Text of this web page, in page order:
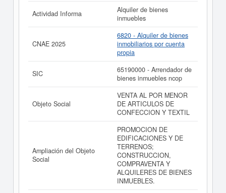
Si está interesado en conocer más datos de la empresa
TRIDERIS SL puede
acceder inmediatamente a este
de TRIDERIS SL y consultar los
resultados de sus años de actividad, así como los
balances y cuentas de resultados disponibles.
La última actualización del informe de empresa se ha
realizado el 09/06/2026.
Actividad Informa
Alquiler de bienes
inmuebles
CNAE 2025
6820 - Alquiler de bienes
inmobiliarios por cuenta
propia
SIC
65190000 - Arrendador de
bienes inmuebles ncop
Objeto Social
VENTA AL POR MENOR
DE ARTICULOS DE
CONFECCION Y TEXTIL
Ampliación del Objeto
Social
PROMOCION DE
EDIFICACIONES Y DE
TERRENOS;
CONSTRUCCION,
COMPRAVENTA Y
ALQUILERES DE BIENES
INMUEBLES.